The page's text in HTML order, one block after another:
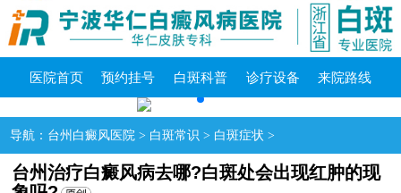
医院首页 预约挂号 白斑科普 诊疗设备 来院路线
导航： 台州白癜风医院 > 白斑常识 > 白斑症状 >
台州治疗白癜风病去哪?白斑处会出现红肿的现